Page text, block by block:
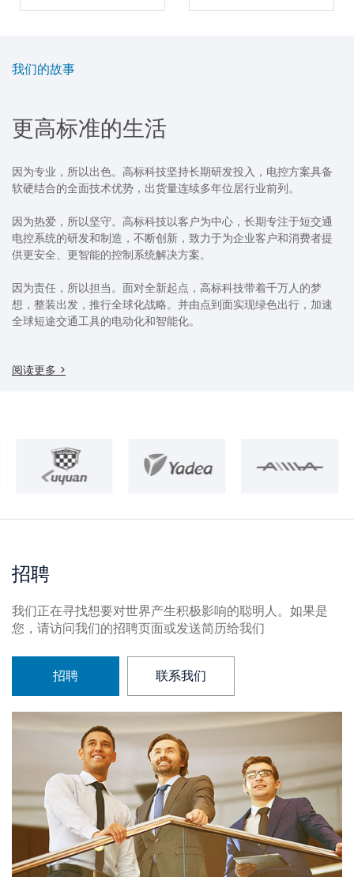
我们的故事
更高标准的生活
因为专业，所以出色。高标科技坚持长期研发投入，电控方案具备
软硬结合的全面技术优势，出货量连续多年位居行业前列。
因为热爱，所以坚守。高标科技以客户为中心，长期专注于短交通
电控系统的研发和制造，不断创新，致力于为企业客户和消费者提
供更安全、更智能的控制系统解决方案。
因为责任，所以担当。面对全新起点，高标科技带着千万人的梦
想，整装出发，推行全球化战略。并由点到面实现绿色出行，加速
全球短途交通工具的电动化和智能化。
阅读更多 >
招聘
我们正在寻找想要对世界产生积极影响的聪明人。如果是
您，请访问我们的招聘页面或发送简历给我们
招聘 联系我们